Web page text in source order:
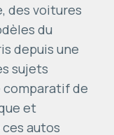
des voitures
du
depuis une
sujets
comparatif de
et
autos